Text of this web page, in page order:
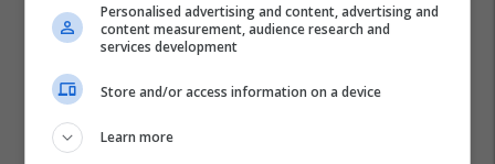
Personalised advertising and content, advertising and
content measurement, audience research and
services development
Store and/or access information on a device
Learn more